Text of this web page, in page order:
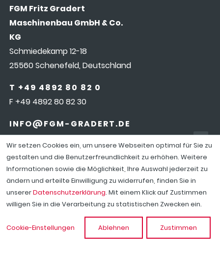
FGM Fritz Gradert
Maschinenbau GmbH & Co.
KG
Schmiedekamp 12-18
25560 Schenefeld, Deutschland
T +49 4892 80 82 0
F +49 4892 80 82 30
INFO@FGM-GRADERT.DE
COOKIEEINSTELLUNGEN | IMPRESSUM |
DATENSCHUTZ
|
KONTAKT |
LINKEDIN
© 2026 FGM Fritz Gradert Maschinenbau GmbH & Co. KG
Wir setzen Cookies ein, um unsere Webseiten optimal für Sie zu
gestalten und die Benutzerfreundlichkeit zu erhöhen. Weitere
Informationen sowie die Möglichkeit, Ihre Auswahl jederzeit zu
ändern und erteilte Einwilligung zu widerrufen, finden Sie in
unsererDatenschutzerklärung. Mit einem Klick auf Zustimmen
willigen Sie in die Verarbeitung zu statistischen Zwecken ein.
Cookie-Einstellungen Ablehnen Zustimmen